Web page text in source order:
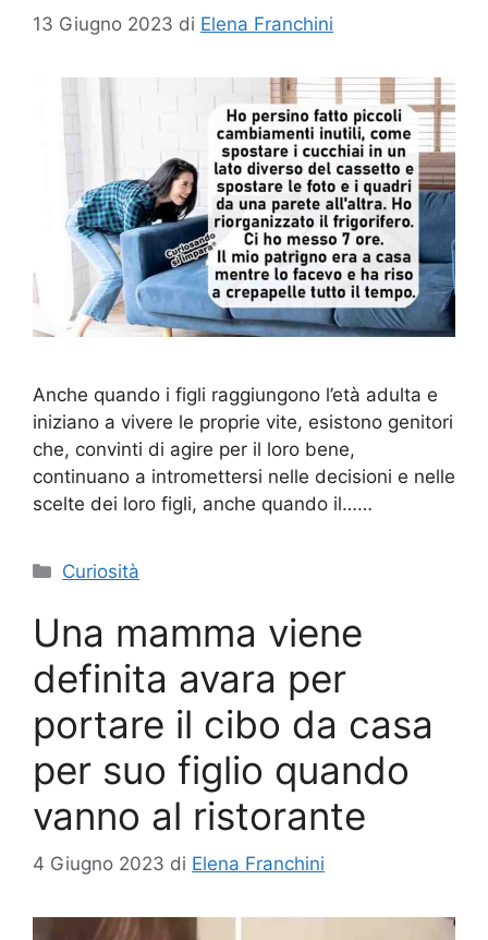
13 Giugno 2023 di Elena Franchini
Anche quando i figli raggiungono l’età adulta e
iniziano a vivere le proprie vite, esistono genitori
che, convinti di agire per il loro bene,
continuano a intromettersi nelle decisioni e nelle
scelte dei loro figli, anche quando il……
Categorie
Curiosità
Una mamma viene
definita avara per
portare il cibo da casa
per suo figlio quando
vanno al ristorante
4 Giugno 2023 di Elena Franchini